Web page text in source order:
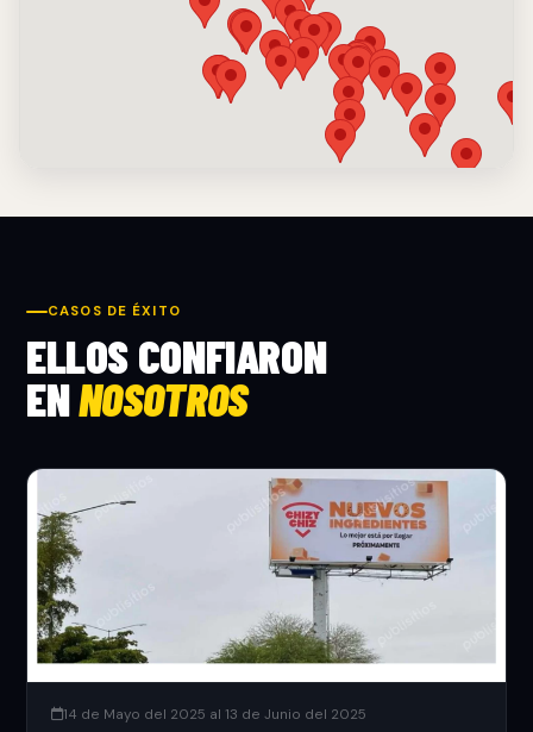
CASOS DE ÉXITO
ELLOS CONFIARON
ENNOSOTROS
14 de Mayo del 2025 al 13 de Junio del 2025